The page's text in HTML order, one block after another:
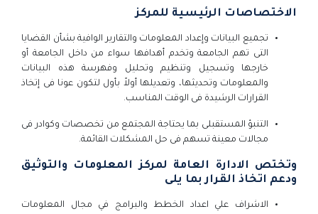
الاختصاصات الرئيسية للمركز
تجميع البيانات وإعداد المعلومات والتقارير الوافية بشأن القضايا
التى تهم الجامعة وتخدم أهدافها سواء من داخل الجامعة أو
خارجها وتسجيل وتنظيم وتحليل وفهرسة هذه البيانات
والمعلومات وتحديثها، وتعديلها أولاً بأول لتكون عونا فى إتخاذ
القرارات الرشيدة فى الوقت المناسب.
التنبؤ المستقبلى بما يحتاجة المجتمع من تخصصات وكوادر فى
مجالات معينة تسهم فى حل المشكلات القائمة.
وتختص الادارة العامة لمركز المعلومات والتوثيق
ودعم اتخاذ القرار بما يلى
الاشراف علي اعداد الخطط والبرامج في مجال المعلومات